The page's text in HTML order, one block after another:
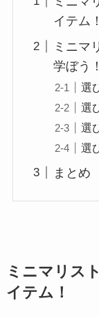
イテム！
ミニマ
学ぼう！
選
選
選
選
まとめ
ミニマリス
イテム！